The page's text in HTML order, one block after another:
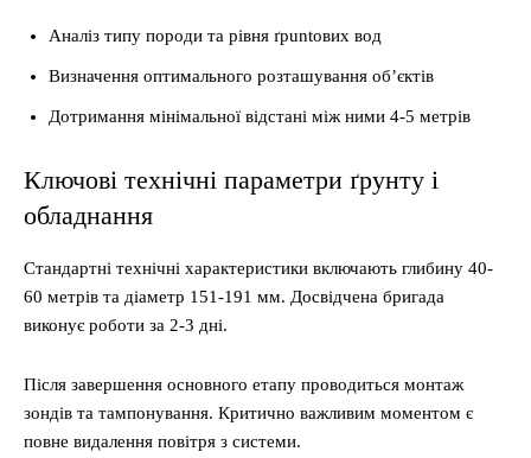
Аналіз типу породи та рівня ґрuntових вод
Визначення оптимального розташування об’єктів
Дотримання мінімальної відстані між ними 4-5 метрів
Ключові технічні параметри ґрунту і
обладнання
Стандартні технічні характеристики включають глибину 40-
60 метрів та діаметр 151-191 мм. Досвідчена бригада
виконує роботи за 2-3 дні.
Після завершення основного етапу проводиться монтаж
зондів та тампонування. Критично важливим моментом є
повне видалення повітря з системи.